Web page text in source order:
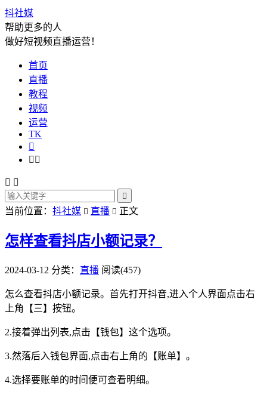
抖社媒
帮助更多的人
做好短视频直播运营！
首页
直播
教程
视频
运营
TK

 
 

当前位置： 抖社媒  直播  正文
怎样查看抖店小额记录？
2024-03-12 分类： 直播 阅读(457)
怎么查看抖店小额记录。首先打开抖音,进入个人界面点击右
上角【三】按钮。
2.接着弹出列表,点击【钱包】这个选项。
3.然落后入钱包界面,点击右上角的【账单】。
4.选择要账单的时间便可查看明细。